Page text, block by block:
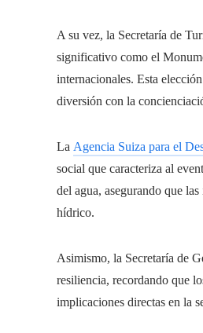
A su vez, la Secretaría de
significativo como el
internacionales. Esta
diversión con la
La Agencia Suiza para el
social que caracteriza al
del agua, asegurando que
hídrico.
Asimismo, la Secretaría de
resiliencia, recordando que
implicaciones directas en la